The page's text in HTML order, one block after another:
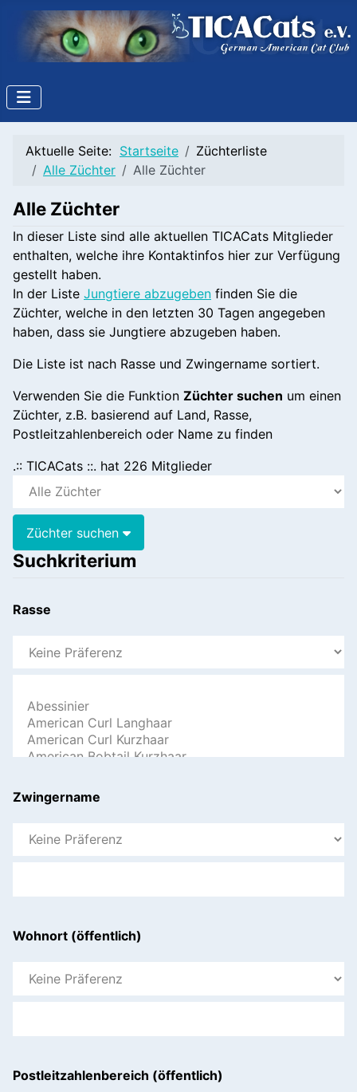
Aktuelle Seite: Startseite
Züchterliste
Alle Züchter
Alle Züchter
Alle Züchter
In dieser Liste sind alle aktuellen TICACats Mitglieder
enthalten, welche ihre Kontaktinfos hier zur Verfügung
gestellt haben.
In der Liste Jungtiere abzugeben finden Sie die
Züchter, welche in den letzten 30 Tagen angegeben
haben, dass sie Jungtiere abzugeben haben.
Die Liste ist nach Rasse und Zwingername sortiert.
Verwenden Sie die Funktion Züchter suchen um einen
Züchter, z.B. basierend auf Land, Rasse,
Postleitzahlenbereich oder Name zu finden
.:: TICACats ::. hat 226 Mitglieder
Züchter suchen
Suchkriterium
Rasse
Zwingername
Wohnort (öffentlich)
Postleitzahlenbereich (öffentlich)